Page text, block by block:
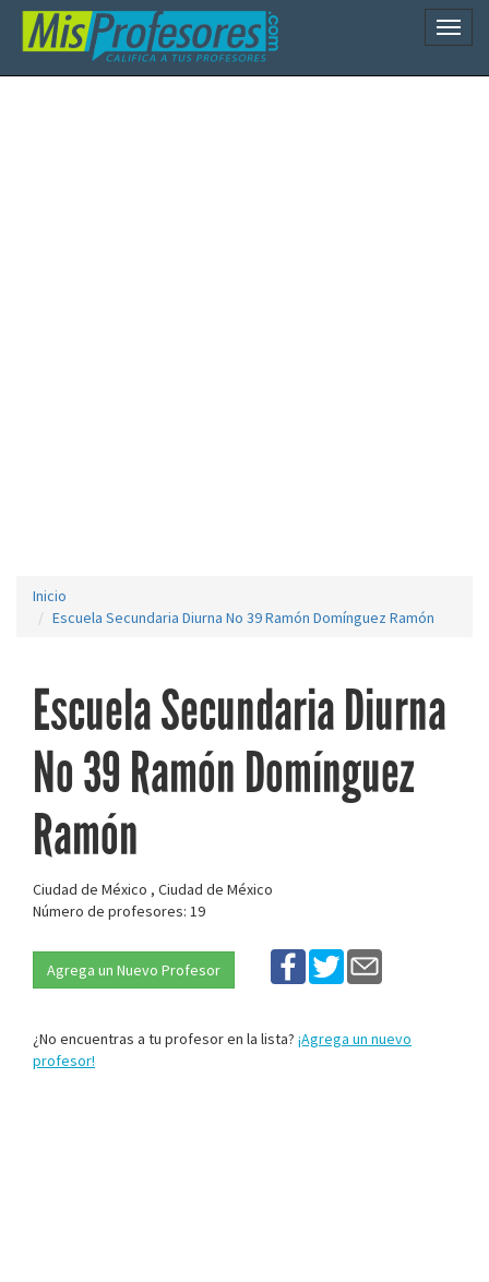
Inicio
Escuela Secundaria Diurna No 39 Ramón Domínguez Ramón
Escuela Secundaria Diurna
No 39 Ramón Domínguez
Ramón
Ciudad de México , Ciudad de México
Número de profesores: 19
Agrega un Nuevo Profesor
¿No encuentras a tu profesor en la lista? ¡Agrega un nuevo
profesor!